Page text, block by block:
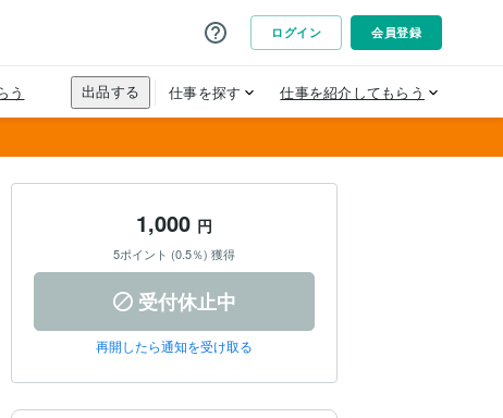
1,000 円
5ポイント (0.5％) 獲得
受付休止中
再開したら通知を受け取る